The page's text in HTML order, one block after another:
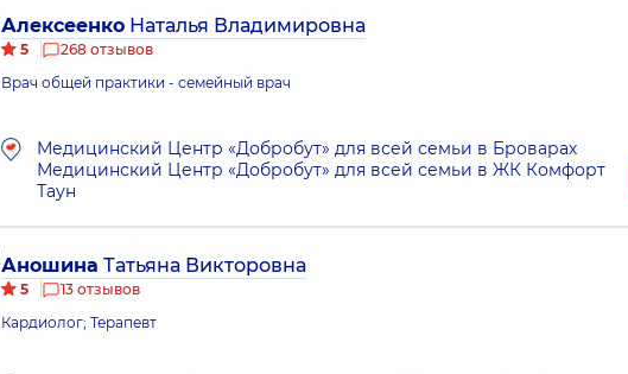
Алексеенко Наталья Владимировна
5
268 отзывов
Врач общей практики - семейный врач
Медицинский Центр «Добробут» для всей семьи в Броварах
Медицинский Центр «Добробут» для всей семьи в ЖК Комфорт
Таун
Аношина Татьяна Викторовна
5
13 отзывов
Кардиолог; Терапевт